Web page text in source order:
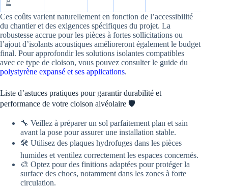
🚿
Ces coûts varient naturellement en fonction de l’accessibilité
du chantier et des exigences spécifiques du projet. La
robustesse accrue pour les pièces à fortes sollicitations ou
l’ajout d’isolants acoustiques amélioreront également le budget
final. Pour approfondir les solutions isolantes compatibles
avec ce type de cloison, vous pouvez consulter le guide du
polystyrène expansé et ses applications.
Liste d’astuces pratiques pour garantir durabilité et
performance de votre cloison alvéolaire 🛡️
🔧 Veillez à préparer un sol parfaitement plan et sain
avant la pose pour assurer une installation stable.
🛠️ Utilisez des plaques hydrofuges dans les pièces
humides et ventilez correctement les espaces concernés.
🎨 Optez pour des finitions adaptées pour protéger la
surface des chocs, notamment dans les zones à forte
circulation.